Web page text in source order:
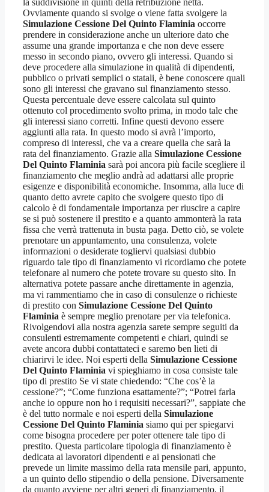
Ovviamente quando si svolge o viene fatta svolgere la
Simulazione Cessione Del Quinto Flaminia occorre
prendere in considerazione anche un ulteriore dato che
assume una grande importanza e che non deve essere
messo in secondo piano, ovvero gli interessi. Quando si
deve procedere alla simulazione in qualità di dipendenti,
pubblico o privati semplici o statali, è bene conoscere quali
sono gli interessi che gravano sul finanziamento stesso.
Questa percentuale deve essere calcolata sul quinto
ottenuto col procedimento svolto prima, in modo tale che
gli interessi siano corretti. Infine questi devono essere
aggiunti alla rata. In questo modo si avrà l’importo,
compreso di interessi, che va a creare quella che sarà la
rata del finanziamento. Grazie alla Simulazione Cessione
Del Quinto Flaminia sarà poi ancora più facile scegliere il
finanziamento che meglio andrà ad adattarsi alle proprie
esigenze e disponibilità economiche. Insomma, alla luce di
quanto detto avrete capito che svolgere questo tipo di
calcolo è di fondamentale importanza per riuscire a capire
se si può sostenere il prestito e a quanto ammonterà la rata
fissa che verrà trattenuta in busta paga. Detto ciò, se volete
prenotare un appuntamento, una consulenza, volete
informazioni o desiderate togliervi qualsiasi dubbio
riguardo tale tipo di finanziamento vi ricordiamo che potete
telefonare al numero che potete trovare su questo sito. In
alternativa potete passare anche direttamente in agenzia,
ma vi rammentiamo che in caso di consulenze o richieste
di prestito con Simulazione Cessione Del Quinto
Flaminia è sempre meglio prenotare per via telefonica.
Rivolgendovi alla nostra agenzia sarete sempre seguiti da
consulenti estremamente competenti e chiari, quindi se
avete ancora dubbi contattateci e saremo ben lieti di
chiarirvi le idee. Noi esperti della Simulazione Cessione
Del Quinto Flaminia vi spieghiamo in cosa consiste tale
tipo di prestito Se vi state chiedendo: “Che cos’è la
cessione?”; “Come funziona esattamente?”; “Potrei farla
anche io oppure non ho i requisiti necessari?”, sappiate che
è del tutto normale e noi esperti della Simulazione
Cessione Del Quinto Flaminia siamo qui per spiegarvi
come bisogna procedere per poter ottenere tale tipo di
prestito. Questa particolare tipologia di finanziamento è
dedicata ai lavoratori dipendenti e ai pensionati che
prevede un limite massimo della rata mensile pari, appunto,
a un quinto dello stipendio o della pensione. Diversamente
da quanto avviene per altri generi di finanziamento, il